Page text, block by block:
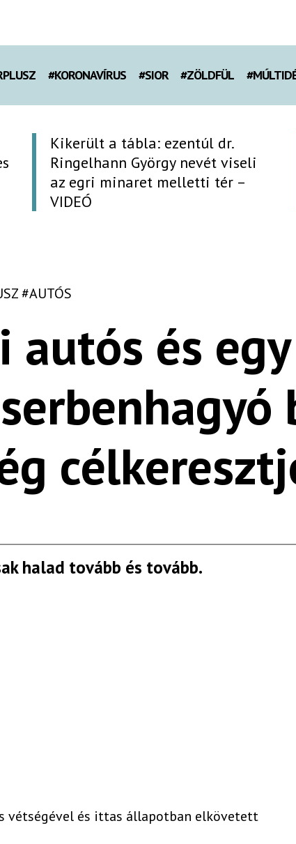
#KORONAVÍRUS #SIOR #ZÖLDFÜL
Kikerült a tábla: ezentúl dr.
Ringelhann György nevét viseli
az egri minaret melletti tér –
VIDEÓ
#AUTÓS
autós és
halad tovább és tovább.
vétségével és ittas állapotban elkövetett